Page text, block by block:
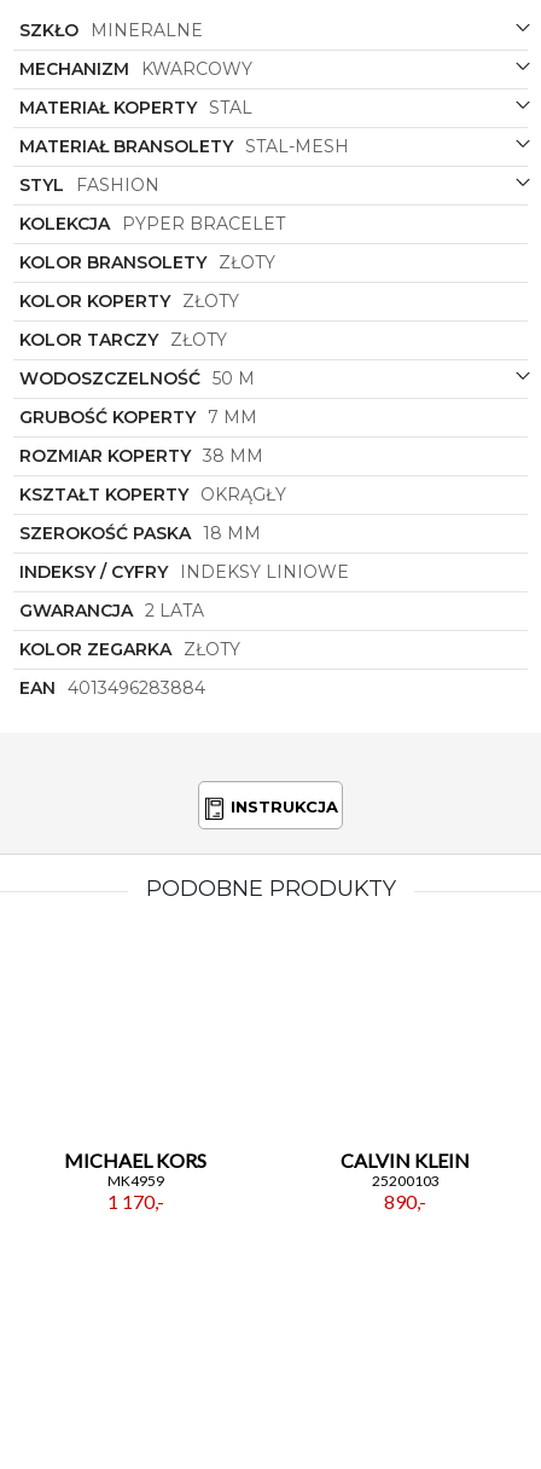
Mechanizm kwarcowy zasilany baterią, odporne na
stłuczenia szkło mineralne oraz zgrabna koperta na
bransolecie mesh – Pyper Bracelet MK4993
punktuje zarówno wyglądem, jak i starannym
wykonaniem. Delikatna stalowa bransoleta
przyciąga regularną strukturą. Fantastycznie
wygląda na ręce, do tego jest naprawdę wygodna w
noszeniu – lekka, idealnie gładka, bardzo dobrze
obejmuje nadgarstek. Jej długość wygodnie
wyregulujesz sama. Takiego zegarka szukasz?
Zamów teraz w SWISS i skorzystaj z bezpłatnej
dostawy!
SZKŁO
MINERALNE
MECHANIZM
KWARCOWY
MATERIAŁ KOPERTY STAL
MATERIAŁ BRANSOLETY STAL-MESH
STYL
FASHION
KOLEKCJA
PYPER BRACELET
KOLOR BRANSOLETY ZŁOTY
KOLOR KOPERTY ZŁOTY
KOLOR TARCZY ZŁOTY
WODOSZCZELNOŚĆ 50 M
GRUBOŚĆ KOPERTY 7 MM
ROZMIAR KOPERTY 38 MM
KSZTAŁT KOPERTY OKRĄGŁY
SZEROKOŚĆ PASKA 18 MM
INDEKSY / CYFRY
INDEKSY LINIOWE
GWARANCJA 2 LATA
KOLOR ZEGARKA ZŁOTY
EAN
4013496283884
INSTRUKCJA
PODOBNE PRODUKTY
MICHAEL KORS
MK4959
1 170,-
CALVIN KLEIN
25200103
890,-